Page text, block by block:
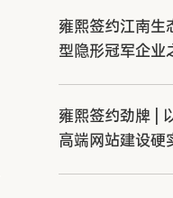
雍熙签约江南生
型隐形冠军企业
雍熙签约劲牌 |
高端网站建设硬